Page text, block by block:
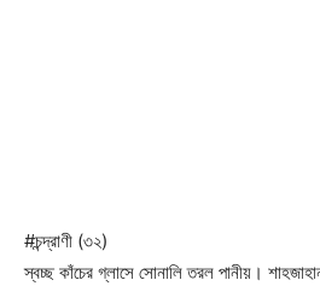
#চন্দ্রাণী (৩২)
স্বচ্ছ কাঁচের গ্লাসে সোনালি তরল পানীয়।